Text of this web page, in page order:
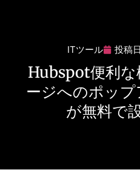
ITツール 投稿
Hubspot便利な
ージへのポッ
が無料で